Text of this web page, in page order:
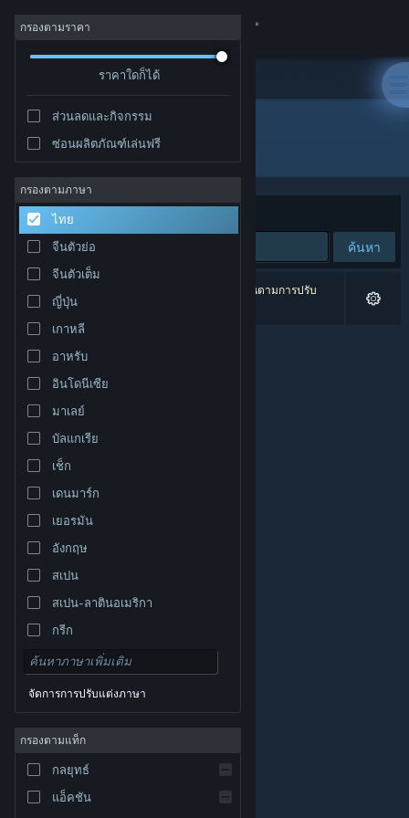
เข้าสู่ระบบ
ชุมชน
เกี่ยวกับ
ฝ่ายสนับสนุน
เปลี่ยนภาษา
รับแอป Steam แบบพกพา
ชมเว็บไซต์สำหรับเดสก์ท็อป
© Valve Corporation สงวนลิขสิทธิ์ เครื่องหมายการค้า
และประเทศอื่น
นโยบายความเป็นส่วนตัว
การช่วยการเข้าถึง|
Steam| การคืนเงิน
กรองตามราคา
ราคาใดก็ได้
ส่วนลดและกิจกรรม
ซ่อนผลิตภัณฑ์เล่นฟรี
กรองตามภาษา
ไทย
จีนตัวย่อ
จีนตัวเต็ม
ญี่ปุ่น
เกาหลี
อาหรับ
อินโดนีเซีย
มาเลย์
บัลแกเรีย
เช็ก
เดนมาร์ก
เยอรมัน
อังกฤษ
สเปน
สเปน-ลาตินอเมริกา
กรีก
จัดการการปรับแต่งภาษา
กรองตามแท็ก
กลยุทธ์
แอ็คชัน
ผู้พัฒนา: Samuka Gomes
จัดเรียงตาม
ค้นหา
0 ผลลัพธ์ตรงกับที่คุณค้นหา 8 ผลิตภัณฑ์ได้ถูกละเว้นตามการปรับ
แต่งของคุณ